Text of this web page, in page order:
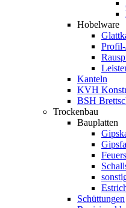
Hobelware
Kanteln
KVH
BSH
Trockenbau
Bauplatten
Schüttungen